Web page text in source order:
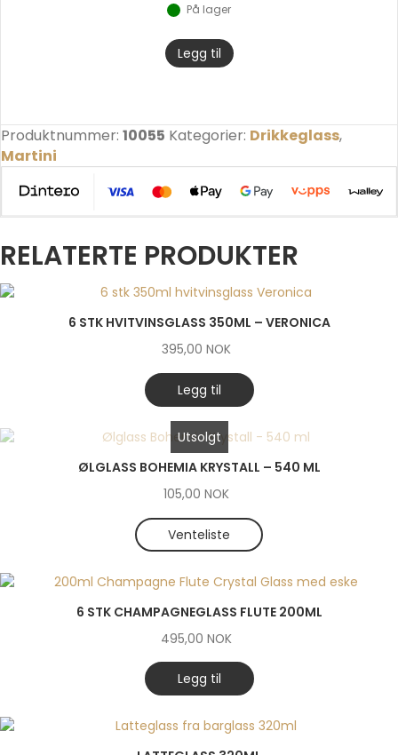
På lager
Legg til
Produktnummer: 10055 Kategorier: Drikkeglass,
Martini
RELATERTE PRODUKTER
6 STK HVITVINSGLASS 350ML – VERONICA
395,00 NOK
Legg til
Utsolgt
ØLGLASS BOHEMIA KRYSTALL – 540 ML
105,00 NOK
Venteliste
6 STK CHAMPAGNEGLASS FLUTE 200ML
495,00 NOK
Legg til